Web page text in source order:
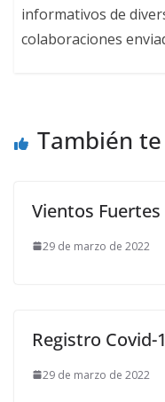
informativos de
colaboraciones
También
Vientos
29 de marzo de 2022
Registro Covid-
29 de marzo de 2022